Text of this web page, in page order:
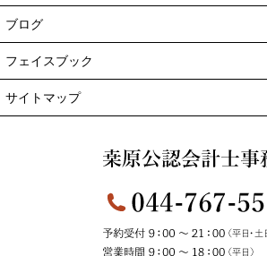
ブログ
フェイスブック
サイトマップ